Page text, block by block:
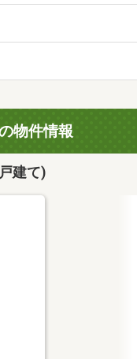
物件情報
建て)